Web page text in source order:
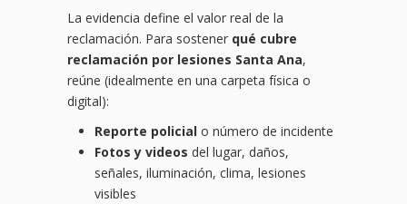
La evidencia define el valor real de la
reclamación. Para sostener qué cubre
reclamación por lesiones Santa Ana,
reúne (idealmente en una carpeta física o
digital):
Reporte policial o número de incidente
Fotos y videos del lugar, daños,
señales, iluminación, clima, lesiones
visibles